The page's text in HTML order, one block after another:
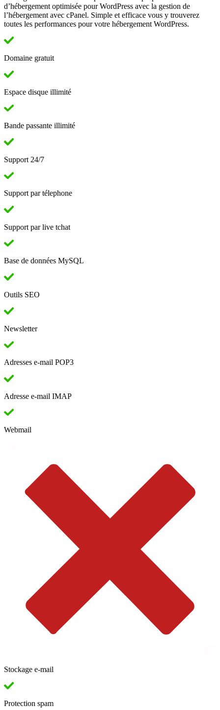
d’hébergement optimisée pour WordPress avec la gestion de
l’hébergement avec cPanel. Simple et efficace vous y trouverez
toutes les performances pour votre hébergement WordPress.
Domaine gratuit
Espace disque illimité
Bande passante illimité
Support 24/7
Support par télephone
Support par live tchat
Base de données MySQL
Outils SEO
Newsletter
Adresses e-mail POP3
Adresse e-mail IMAP
Webmail
Stockage e-mail
Protection spam